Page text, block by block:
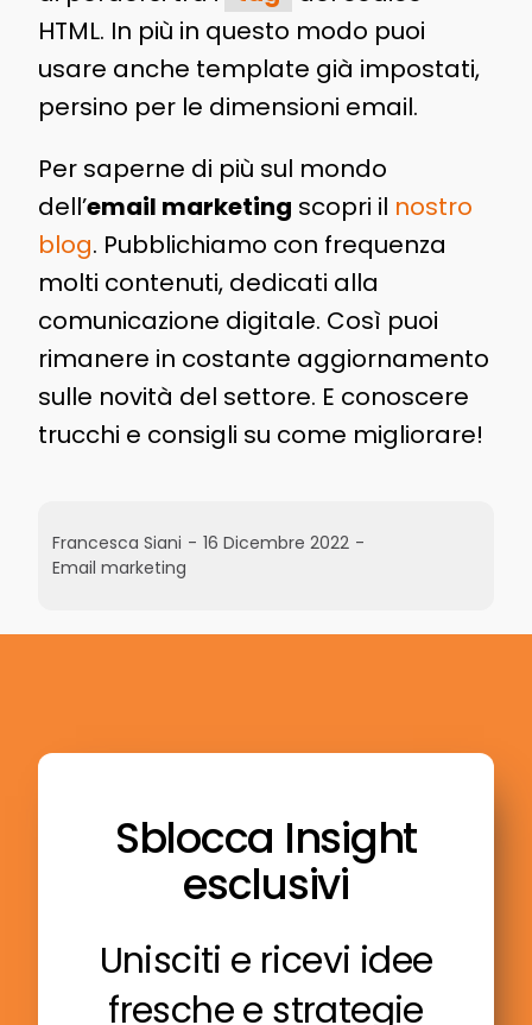
HTML. In più in questo modo puoi
usare anche template già impostati,
persino per le dimensioni email.
Per saperne di più sul mondo
dell’email marketing scopri il nostro
blog. Pubblichiamo con frequenza
molti contenuti, dedicati alla
comunicazione digitale. Così puoi
rimanere in costante aggiornamento
sulle novità del settore. E conoscere
trucchi e consigli su come migliorare!
Francesca Siani - 16 Dicembre 2022 -
Email marketing
Sblocca Insight
esclusivi
Unisciti e ricevi idee
fresche e strategie